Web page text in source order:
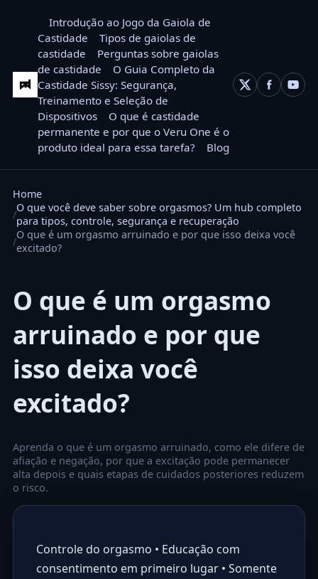
Introdução ao Jogo da Gaiola de
Castidade
Tipos de gaiolas de
castidade
Perguntas sobre gaiolas
de castidade
O Guia Completo da
Castidade Sissy: Segurança,
Treinamento e Seleção de
Dispositivos
O que é castidade
permanente e por que o Veru One é o
produto ideal para essa tarefa?
Blog
Home
O que você deve saber sobre orgasmos? Um hub completo
para tipos, controle, segurança e recuperação
O que é um orgasmo arruinado e por que isso deixa você
excitado?
O que é um orgasmo
arruinado e por que
isso deixa você
excitado?
Aprenda o que é um orgasmo arruinado, como ele difere de
afiação e negação, por que a excitação pode permanecer
alta depois e quais etapas de cuidados posteriores reduzem
o risco.
Controle do orgasmo • Educação com
consentimento em primeiro lugar • Somente